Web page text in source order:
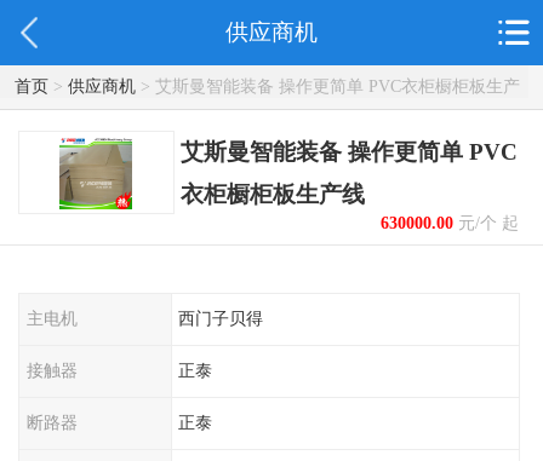
供应商机
首页> 供应商机> 艾斯曼智能装备 操作更简单 PVC衣柜橱柜板生产
线
艾斯曼智能装备 操作更简单 PVC
衣柜橱柜板生产线
630000.00元/个 起
主电机 西门子贝得
接触器 正泰
断路器 正泰